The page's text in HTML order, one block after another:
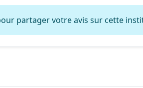
partager votre avis sur cette